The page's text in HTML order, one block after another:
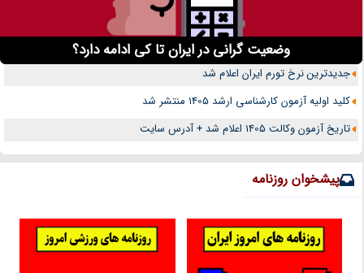
وضعیت گرانی در ایران تا کی ادامه دارد؟
جزئیات زلزله ژاپن و آخرین اخبار و آمار آن
جدیدترین نرخ تورم ایران اعلام شد
کلید اولیه آزمون کارشناسی ارشد 1405 منتشر شد
تاریخ آزمون وکالت 1405 اعلام شد + آدرس سایت
پیشخوان روزنامه